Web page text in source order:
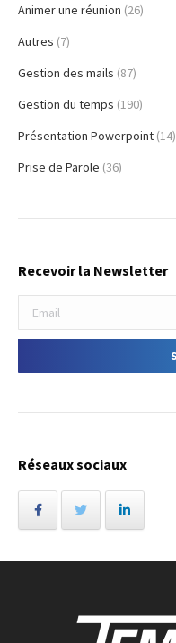
Animer une réunion (26)
Autres (7)
Gestion des mails (87)
Gestion du temps (190)
Présentation Powerpoint (14)
Prise de Parole (36)
Recevoir la Newsletter
Réseaux sociaux